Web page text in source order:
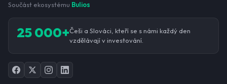
Součást ekosystému Bulios
25 000+Češi a Slováci, kteří se s námi každý den
vzdělávají v investování.